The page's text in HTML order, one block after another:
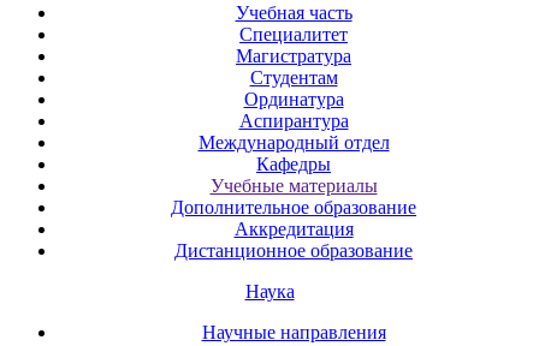
Учебная часть
Специалитет
Магистратура
Студентам
Ординатура
Аспирантура
Международный отдел
Кафедры
Учебные материалы
Дополнительное образование
Аккредитация
Дистанционное образование
Наука
Научные направления